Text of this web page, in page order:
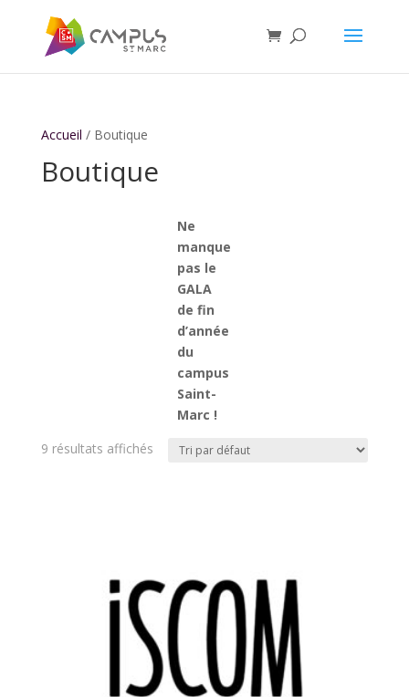
Accueil / Boutique
Boutique
Ne
manque
pas le
GALA
de fin
d’année
du
campus
Saint-
Marc !
9 résultats affichés